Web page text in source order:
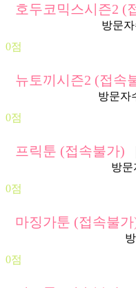
호두코믹스시즌2 (
방문자
0점
뉴토끼시즌2 (접속
방문자
0점
프릭툰 (접속불가)
방문
0점
마징가툰 (접속불가
0점